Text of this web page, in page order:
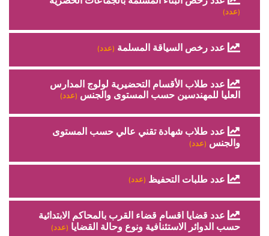
(عدد)
عدد رخص السياقة المسلمة (عدد)
عدد طلاب الأقسام التحضيرية لولوج المدارس
العليا للمهندسين حسب المستوى والجنس (عدد)
عدد طلاب شهادة تقني عالي حسب المستوى
والجنس (عدد)
عدد طلبات التحفيظ (عدد)
عدد قضايا اقسام قضاء القرب بالمحاكم الابتدائية
حسب الدوائر الاستئنافية ونوع وحالة القضايا (عدد)